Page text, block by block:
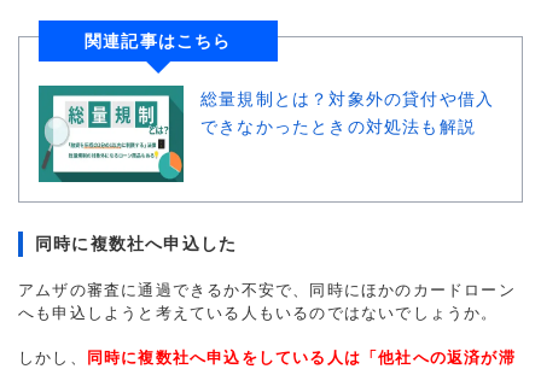
関連記事はこちら
総量規制とは？対象外の貸付や借入
できなかったときの対処法も解説
同時に複数社へ申込した
アムザの審査に通過できるか不安で、同時にほかのカードローン
へも申込しようと考えている人もいるのではないでしょうか。
しかし、
同時に複数社へ申込をしている人は「他社への返済が滞